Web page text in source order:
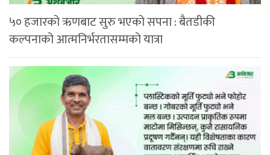
५० हजारको ऋणबाट सुरु भएको सपना : बैतडीकी
कल्पनाको आत्मनिर्भरतासम्मको यात्रा